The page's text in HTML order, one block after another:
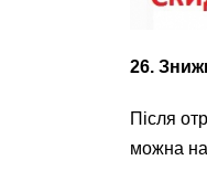
26.
Після
можна